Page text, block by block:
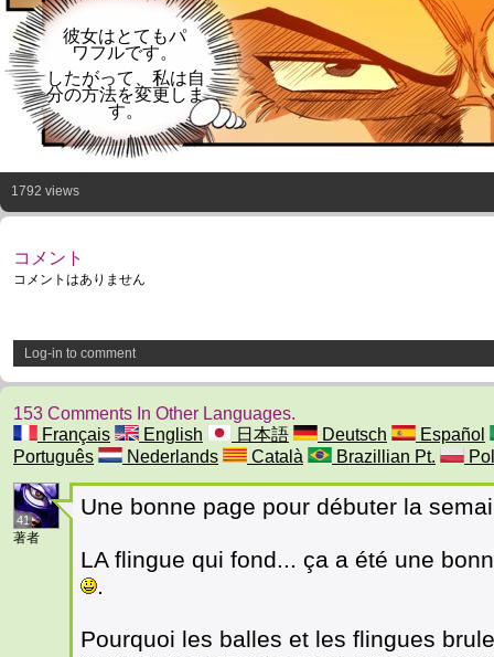
彼女はとてもパ
ワフルです。
したがって、私は自
分の方法を変更しま
す。
1792 views
コメント
コメントはありません
Log-in to comment
153 Comments In Other Languages.
Français
English 日本語 Deutsch
Español
Português
Nederlands Català Brazillian Pt.
41
著者
Une bonne page pour débuter la
LA flingue qui fond... ça a été une
.
Pourquoi les balles et les flingues